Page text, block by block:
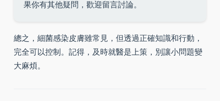
果你有其他疑問，歡迎留言討論。
總之，細菌感染皮膚雖常見，但透過正確知識和行動，
完全可以控制。記得，及時就醫是上策，別讓小問題變
大麻煩。